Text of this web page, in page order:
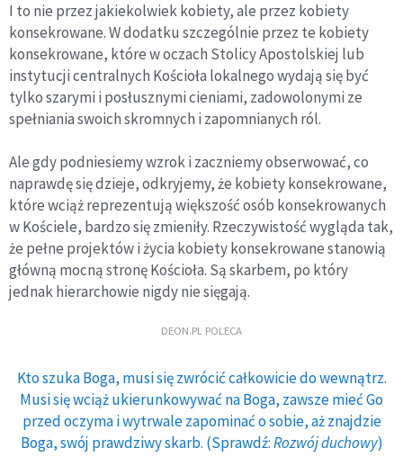
I to nie przez jakiekolwiek kobiety, ale przez kobiety
konsekrowane. W dodatku szczególnie przez te kobiety
konsekrowane, które w oczach Stolicy Apostolskiej lub
instytucji centralnych Kościoła lokalnego wydają się być
tylko szarymi i posłusznymi cieniami, zadowolonymi ze
spełniania swoich skromnych i zapomnianych ról.
Ale gdy podniesiemy wzrok i zaczniemy obserwować, co
naprawdę się dzieje, odkryjemy, że kobiety konsekrowane,
które wciąż reprezentują większość osób konsekrowanych
w Kościele, bardzo się zmieniły. Rzeczywistość wygląda tak,
że pełne projektów i życia kobiety konsekrowane stanowią
główną mocną stronę Kościoła. Są skarbem, po który
jednak hierarchowie nigdy nie sięgają.
DEON.PL POLECA
Kto szuka Boga, musi się zwrócić całkowicie do wewnątrz.
Musi się wciąż ukierunkowywać na Boga, zawsze mieć Go
przed oczyma i wytrwale zapominać o sobie, aż znajdzie
Boga, swój prawdziwy skarb. (Sprawdź:Rozwój duchowy)